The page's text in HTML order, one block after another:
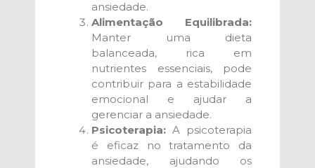
ansiedade.
Alimentação Equilibrada:
Manter uma dieta
balanceada, rica em
nutrientes essenciais, pode
contribuir para a estabilidade
emocional e ajudar a
gerenciar a ansiedade.
Psicoterapia: A psicoterapia
é eficaz no tratamento da
ansiedade, ajudando os